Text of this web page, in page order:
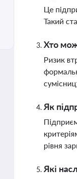
Це
Такий
Хто
Ризик
Як
рівня
Які